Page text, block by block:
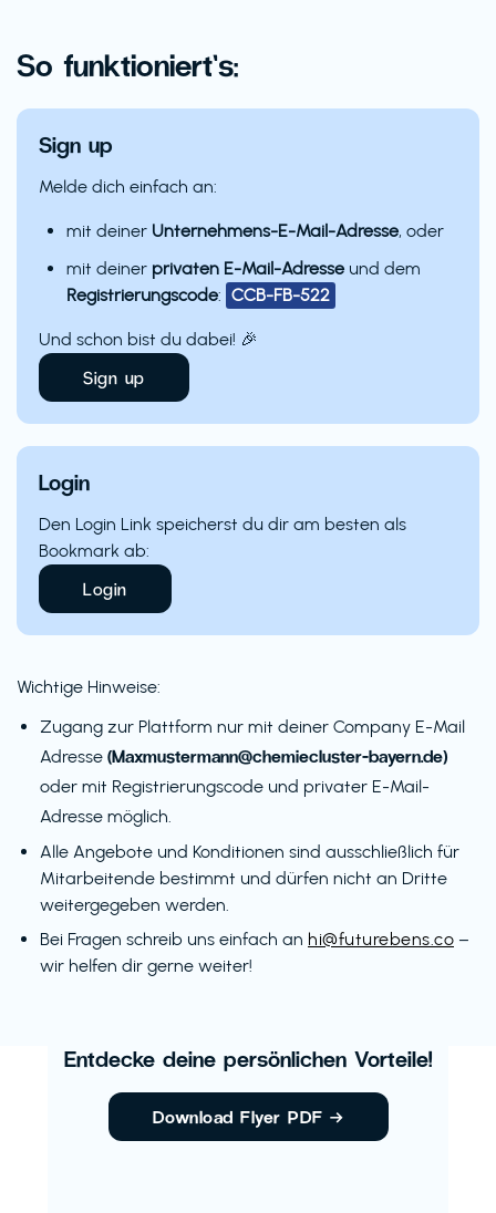
So funktioniert’s:
Sign up
Melde dich einfach an:
mit deiner Unternehmens-E-Mail-Adresse, oder
mit deiner privaten E-Mail-Adresse und dem
Registrierungscode: CCB-FB-522
Und schon bist du dabei! 🎉
Sign up
Login
Den Login Link speicherst du dir am besten als
Bookmark ab:
Login
Wichtige Hinweise:
Zugang zur Plattform nur mit deiner Company E-Mail
Adresse (Maxmustermann@chemiecluster-bayern.de)
oder mit Registrierungscode und privater E-Mail-
Adresse möglich.
Alle Angebote und Konditionen sind ausschließlich für
Mitarbeitende bestimmt und dürfen nicht an Dritte
weitergegeben werden.
Bei Fragen schreib uns einfach an hi@futurebens.co –
wir helfen dir gerne weiter!
Entdecke deine persönlichen Vorteile!
Download Flyer PDF →